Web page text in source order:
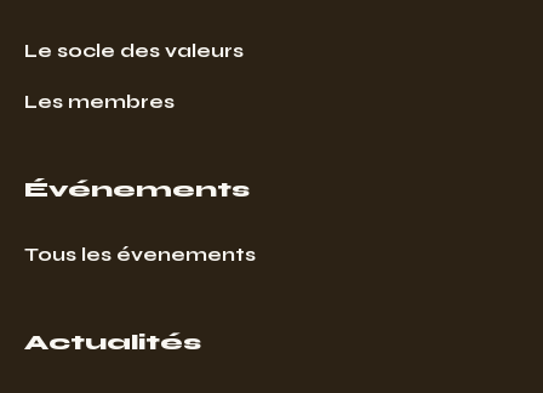
Le socle des valeurs
Les membres
Événements
Tous les évenements
Actualités